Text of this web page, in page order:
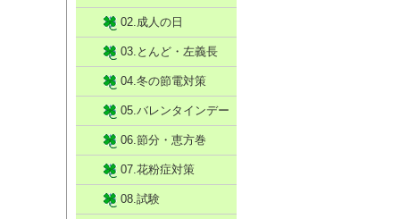
02.成人の日
03.とんど・左義長
04.冬の節電対策
05.バレンタインデー
06.節分・恵方巻
07.花粉症対策
08.試験